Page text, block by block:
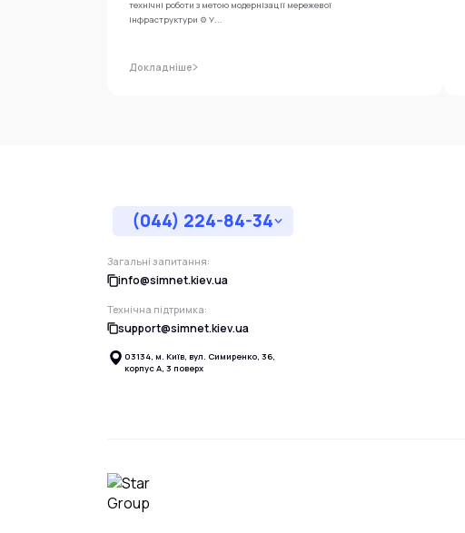
технічні роботи з метою модернізації мережевої
інфраструктури ⚙️ У...
Докладніше
(044) 224-84-34
Загальні запитання:
info@simnet.kiev.ua
Технічна підтримка:
support@simnet.kiev.ua
03134, м. Київ, вул. Симиренко, 36,
корпус А, 3 поверх